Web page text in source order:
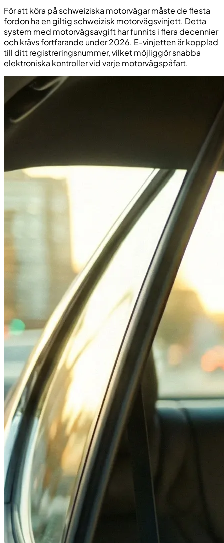
För att köra på schweiziska motorvägar måste de flesta
fordon ha en giltig schweizisk motorvägsvinjett. Detta
system med motorvägsavgift har funnits i flera decennier
och krävs fortfarande under 2026. E-vinjetten är kopplad
till ditt registreringsnummer, vilket möjliggör snabba
elektroniska kontroller vid varje motorvägspåfart.